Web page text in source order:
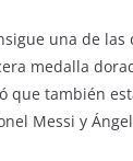
una de las
medalla
que también
Messi y